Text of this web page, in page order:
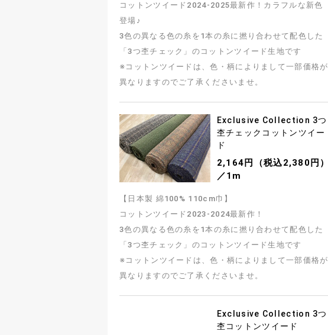
コットンツイード2024-2025最新作！カラフルな新色
登場♪
3色の異なる色の糸を1本の糸に撚り合わせて配色した
「3つ杢チェック」のコットンツイード生地です
※コットンツイードは、色・柄によりまして一部価格が
異なりますのでご了承くださいませ。
Exclusive Collection 3つ
杢チェックコットンツイー
ド
2,164円（税込2,380円）
／1m
【日本製 綿100% 110cm巾】
コットンツイード2023-2024最新作！
3色の異なる色の糸を1本の糸に撚り合わせて配色した
「3つ杢チェック」のコットンツイード生地です
※コットンツイードは、色・柄によりまして一部価格が
異なりますのでご了承くださいませ。
Exclusive Collection 3つ
杢コットンツイード